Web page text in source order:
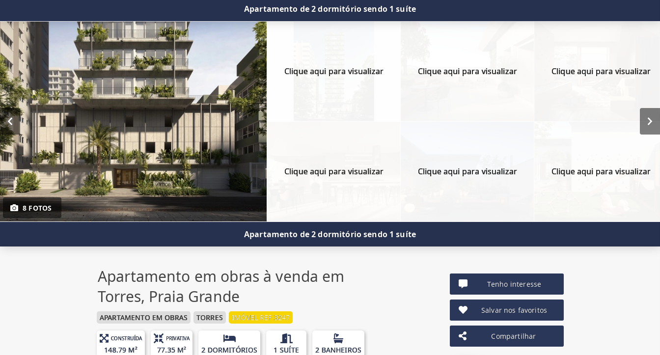
Apartamento de 2 dormitório sendo 1 suíte
8 FOTOS
Clique aqui para visualizar
Clique aqui para visualizar
Clique aqui para visualizar
Clique aqui para visualizar
Clique aqui para visualizar
Clique aqui para visualizar
Apartamento de 2 dormitório sendo 1 suíte
Apartamento em obras à venda em
Torres, Praia Grande
APARTAMENTO EM OBRAS TORRES IMÓVEL REF 3247
CONSTRUÍDA
148.79 M²
PRIVATIVA
77.35 M² 2 DORMITÓRIOS 1 SUÍTE 2 BANHEIROS
Tenho interesse
Salvar nos favoritos
Compartilhar